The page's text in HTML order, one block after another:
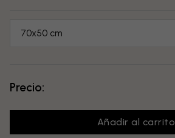
70x50 cm
Precio:
Añadir al carrito